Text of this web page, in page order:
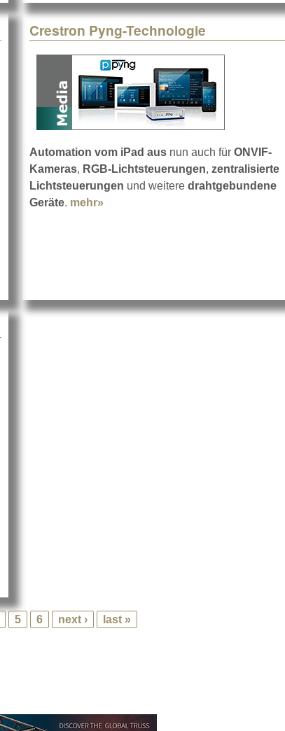
Crestron Pyng-Technologie
Automation vom iPad aus nun auch für ONVIF-
Kameras, RGB-Lichtsteuerungen, zentralisierte
Lichtsteuerungen und weitere drahtgebundene
Geräte. mehr»
5 6 next › last »